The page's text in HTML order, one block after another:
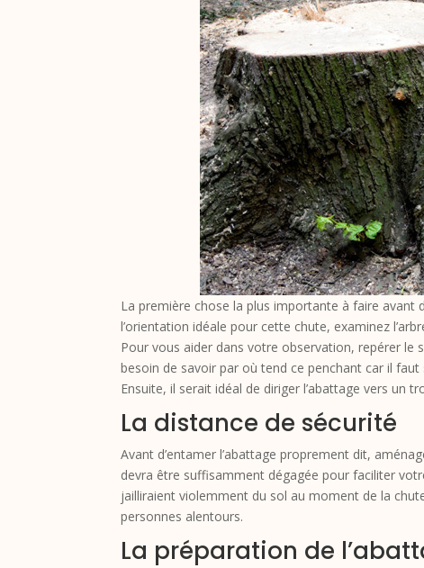
La première chose la plus importante à faire avant
l’orientation idéale pour cette chute, examinez
Pour vous aider dans votre observation, repérer le
besoin de savoir par où tend ce penchant car il
Ensuite, il serait idéal de diriger l’abattage vers un
La distance de sécurité
Avant d’entamer l’abattage proprement dit,
devra être suffisamment dégagée pour faciliter
jailliraient violemment du sol au moment de la
personnes alentours.
La préparation de